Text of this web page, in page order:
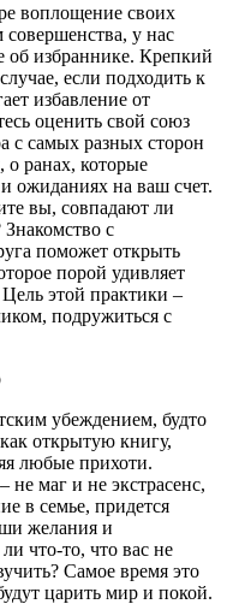
воплощение своих
совершенства, у нас
об избраннике. Крепкий
если подходить к
избавление от
оценить свой союз
с самых разных сторон
ранах, которые
ожиданиях на ваш счет.
вы, совпадают ли
с
поможет открыть
порой удивляет
этой практики –
подружиться с
убеждением, будто
открытую книгу,
любые прихоти.
не маг и не экстрасенс,
в семье, придется
желания и
что-то, что вас не
Самое время это
царить мир и покой.